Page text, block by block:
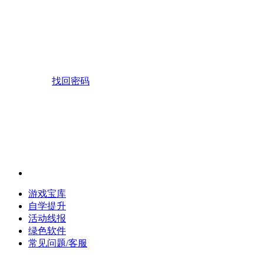
找回密码
游戏宝库
自学提升
活动线报
绿色软件
常见问题/客服